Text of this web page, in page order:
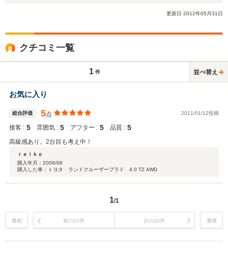
更新日 2012年05 月31 日
クチコミ一覧
1 件 並べ替え
お気に入り
総合評価 5点 2011/01/12投稿
接客 : 5 雰囲気 : 5 アフター : 5 品質 : 5
高級感あり。2台目も考え中！
ｒｅｉｋｏ
購入年月： 2008/08
購入した車：トヨタ ランドクルーザープラド 4.0 TZ 4WD
1/1
最初 前の20件 次の20件 最後